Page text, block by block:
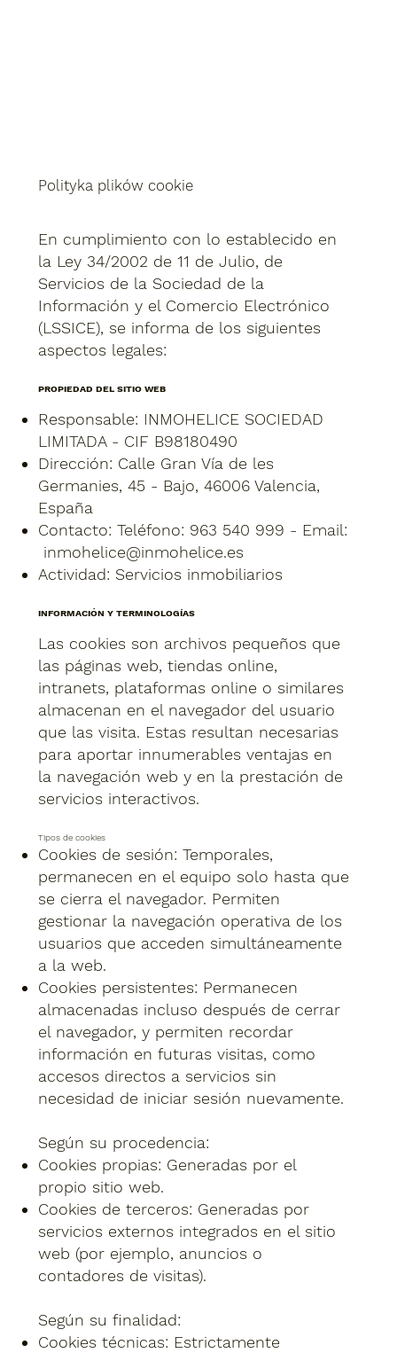
Polityka plików cookie
En cumplimiento con lo establecido en
la Ley 34/2002 de 11 de Julio, de
Servicios de la Sociedad de la
Información y el Comercio Electrónico
(LSSICE), se informa de los siguientes
aspectos legales:
PROPIEDAD DEL SITIO WEB
Responsable: INMOHELICE SOCIEDAD
LIMITADA - CIF B98180490
Dirección: Calle Gran Vía de les
Germanies, 45 - Bajo, 46006 Valencia,
España
Contacto: Teléfono: 963 540 999 - Email:
inmohelice@inmohelice.es
Actividad: Servicios inmobiliarios
INFORMACIÓN Y TERMINOLOGÍAS
Las cookies son archivos pequeños que
las páginas web, tiendas online,
intranets, plataformas online o similares
almacenan en el navegador del usuario
que las visita. Estas resultan necesarias
para aportar innumerables ventajas en
la navegación web y en la prestación de
servicios interactivos.
Tipos de cookies
Cookies de sesión: Temporales,
permanecen en el equipo solo hasta que
se cierra el navegador. Permiten
gestionar la navegación operativa de los
usuarios que acceden simultáneamente
a la web.
Cookies persistentes: Permanecen
almacenadas incluso después de cerrar
el navegador, y permiten recordar
información en futuras visitas, como
accesos directos a servicios sin
necesidad de iniciar sesión nuevamente.
Según su procedencia:
Cookies propias: Generadas por el
propio sitio web.
Cookies de terceros: Generadas por
servicios externos integrados en el sitio
web (por ejemplo, anuncios o
contadores de visitas).
Según su finalidad:
Cookies técnicas: Estrictamente